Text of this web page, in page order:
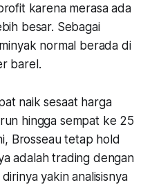
karena merasa ada
besar. Sebagai
normal berada di
barel.
naik sesaat harga
hingga sempat ke 25
Brosseau tetap hold
adalah trading dengan
yakin analisisnya